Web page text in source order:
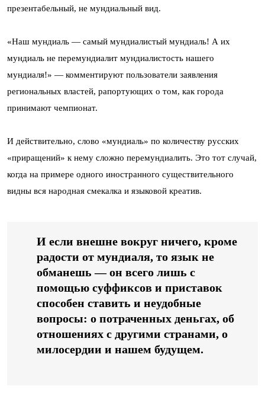
презентабельный, не мундиальный вид.
«Наш мундиаль — самый мундиалистый мундиаль! А их
мундиаль не перемундиалит мундиалистость нашего
мундиаля!» — комментируют пользователи заявления
региональных властей, рапортующих о том, как города
принимают чемпионат.
И действительно, слово «мундиаль» по количеству русских
«приращений» к нему сложно перемундиалить. Это тот случай,
когда на примере одного иностранного существительного
видны вся народная смекалка и языковой креатив.
И если внешне вокруг ничего, кроме
радости от мундиаля, то язык не
обманешь — он всего лишь с
помощью суффиксов и приставок
способен ставить и неудобные
вопросы: о потраченных деньгах, об
отношениях с другими странами, о
милосердии и нашем будущем.